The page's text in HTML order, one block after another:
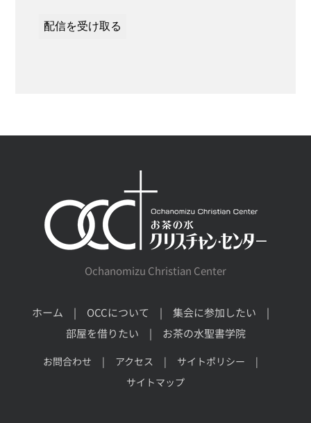
Ochanomizu Christian Center
ホーム OCCについて
集会に参加したい
部屋を借りたい
お茶の水聖書学院
お問合わせ アクセス
サイトポリシー
サイトマップ